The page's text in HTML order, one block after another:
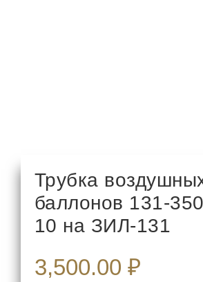
Трубка
баллонов 131-
10 на ЗИЛ-131
3,500.00 ₽